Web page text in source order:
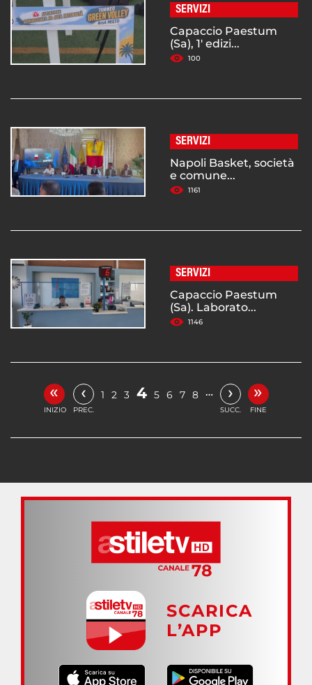
SERVIZI
Capaccio Paestum
(Sa), 1' edizi...
100
SERVIZI
Napoli Basket, società
e comune...
1161
SERVIZI
Capaccio Paestum
(Sa). Laborato...
1146
«
INIZIO
‹
PREC.
1 2 3 4 5 6 7 8 … ›
SUCC.
»
FINE
SCARICA
L’APP